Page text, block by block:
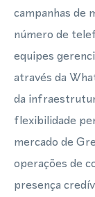
campanhas de
número de
equipes
através da
da
flexibilidade
mercado de
operações de
presença